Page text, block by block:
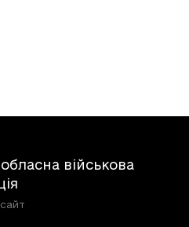
військова